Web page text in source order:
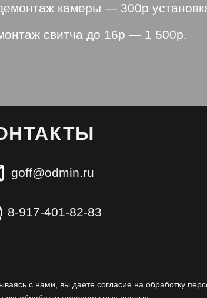
камеры — 300р
свитча до 16р — 1 500р.
goff@odmin.ru
8-917-401-82-83
с нами, вы даете согласие на обработку